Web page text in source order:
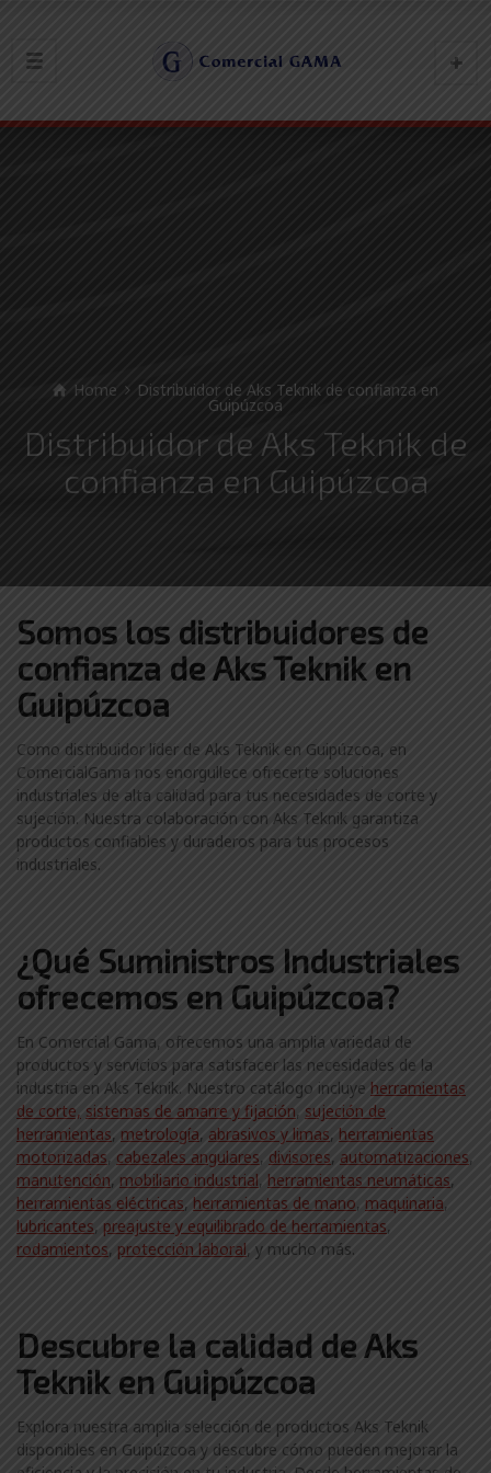
Home Distribuidor de Aks Teknik de confianza en
Guipúzcoa
Distribuidor de Aks Teknik de
confianza en Guipúzcoa
Somos los distribuidores de
confianza de Aks Teknik en
Guipúzcoa
Como distribuidor líder de Aks Teknik en Guipúzcoa, en
ComercialGama nos enorgullece ofrecerte soluciones
industriales de alta calidad para tus necesidades de corte y
sujeción. Nuestra colaboración con Aks Teknik garantiza
productos confiables y duraderos para tus procesos
industriales.
¿Qué Suministros Industriales
ofrecemos en Guipúzcoa?
En Comercial Gama, ofrecemos una amplia variedad de
productos y servicios para satisfacer las necesidades de la
industria en Aks Teknik. Nuestro catálogo incluye herramientas
de corte, sistemas de amarre y fijación, sujeción de
herramientas, metrología, abrasivos y limas, herramientas
motorizadas, cabezales angulares, divisores, automatizaciones,
manutención, mobiliario industrial, herramientas neumáticas,
herramientas eléctricas, herramientas de mano, maquinaria,
lubricantes, preajuste y equilibrado de herramientas,
rodamientos, protección laboral, y mucho más.
Descubre la calidad de Aks
Teknik en Guipúzcoa
Explora nuestra amplia selección de productos Aks Teknik
disponibles en Guipúzcoa y descubre cómo pueden mejorar la